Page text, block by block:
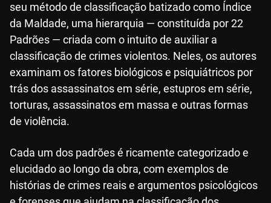
seu método de classificação batizado como Índice
da Maldade, uma hierarquia — constituída por 22
Padrões — criada com o intuito de auxiliar a
classificação de crimes violentos. Neles, os autores
examinam os fatores biológicos e psiquiátricos por
trás dos assassinatos em série, estupros em série,
torturas, assassinatos em massa e outras formas
de violência.
Cada um dos padrões é ricamente categorizado e
elucidado ao longo da obra, com exemplos de
histórias de crimes reais e argumentos psicológicos